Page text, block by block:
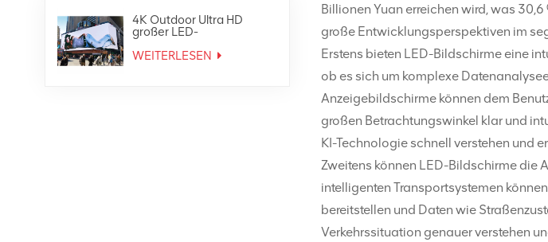
4K Outdoor Ultra HD
großer LED-
Werbebildschirm
WEITERLESEN
Billionen Yuan erreichen wird, was
große Entwicklungsperspektiven im
Erstens bieten LED-Bildschirme eine
ob es sich um komplexe
Anzeigebildschirme können dem
großen Betrachtungswinkel klar und
KI-Technologie schnell verstehen und
Zweitens können LED-Bildschirme die
intelligenten Transportsystemen
bereitstellen und Daten wie
Verkehrssituation genauer verstehen